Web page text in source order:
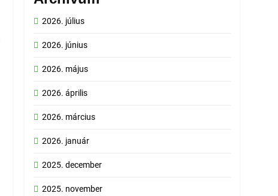
2026. július
2026. június
2026. május
2026. április
2026. március
2026. január
2025. december
2025. november